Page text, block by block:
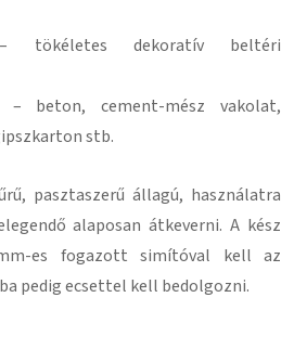
tökéletes dekoratív beltéri
– beton, cement-mész vakolat,
stb.
pasztaszerű állagú, használatra
alaposan átkeverni. A kész
es fogazott simítóval kell az
pedig ecsettel kell bedolgozni.